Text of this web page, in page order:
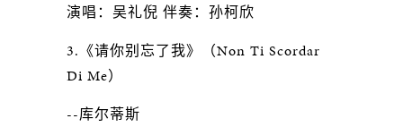
演唱：吴礼倪 伴奏：孙柯欣
3.《请你别忘了我》（Non Ti Scordar
Di Me）
--库尔蒂斯